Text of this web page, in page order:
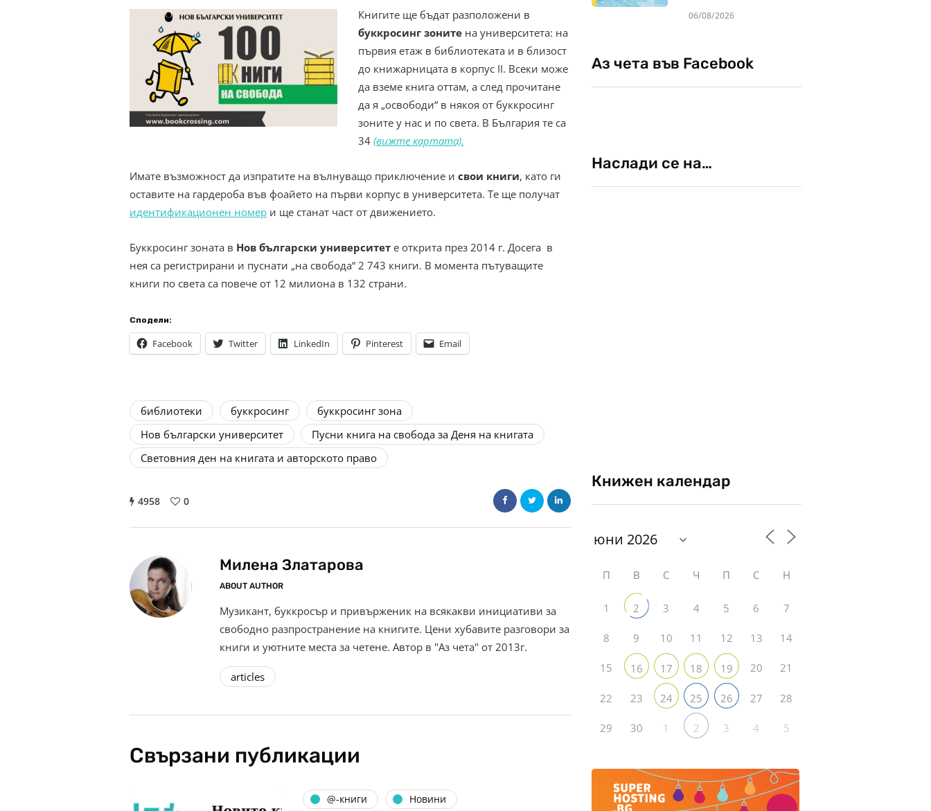
Книгите ще бъдат разположени в
буккросинг зоните на университета: на
първия етаж в библиотеката и в близост
до книжарницата в корпус II. Всеки може
да вземе книга оттам, а след прочитане
да я „освободи“ в някоя от буккросинг
зоните у нас и по света. В България те са
34 (вижте картата).
Имате възможност да изпратите на вълнуващо приключение и свои книги, като ги
оставите на гардероба във фоайето на първи корпус в университета. Те ще получат
идентификационен номер и ще станат част от движението.
Буккросинг зоната в Нов български университет е открита през 2014 г. Досега в
нея са регистрирани и пуснати „на свобода“ 2 743 книги. В момента пътуващите
книги по света са повече от 12 милиона в 132 страни.
Сподели:
Facebook Twitter LinkedIn Pinterest Email
библиотеки буккросинг
буккросинг зона
Нов български университет
Пусни книга на свобода за Деня на книгата
Световния ден на книгата и авторското право
4958 0
Милена Златарова
ABOUT AUTHOR
Музикант, буккросър и привърженик на всякакви инициативи за
свободно разпространение на книгите. Цени хубавите разговори за
книги и уютните места за четене. Автор в "Аз чета" от 2013г.
articles
Свързани публикации
@-книги
Новини
06/08/2026
Аз чета във Facebook
Наслади се на…
Книжен календар
П В С Ч П С Н
1 2 3 4 5 6 7
8 9 10 11 12 13 14
15 16 17 18 19 20 21
22 23 24 25 26 27 28
29 30 1 2 3 4 5